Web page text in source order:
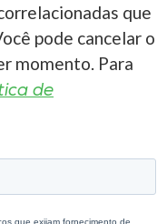
que
pode cancelar o
momento. Para
de